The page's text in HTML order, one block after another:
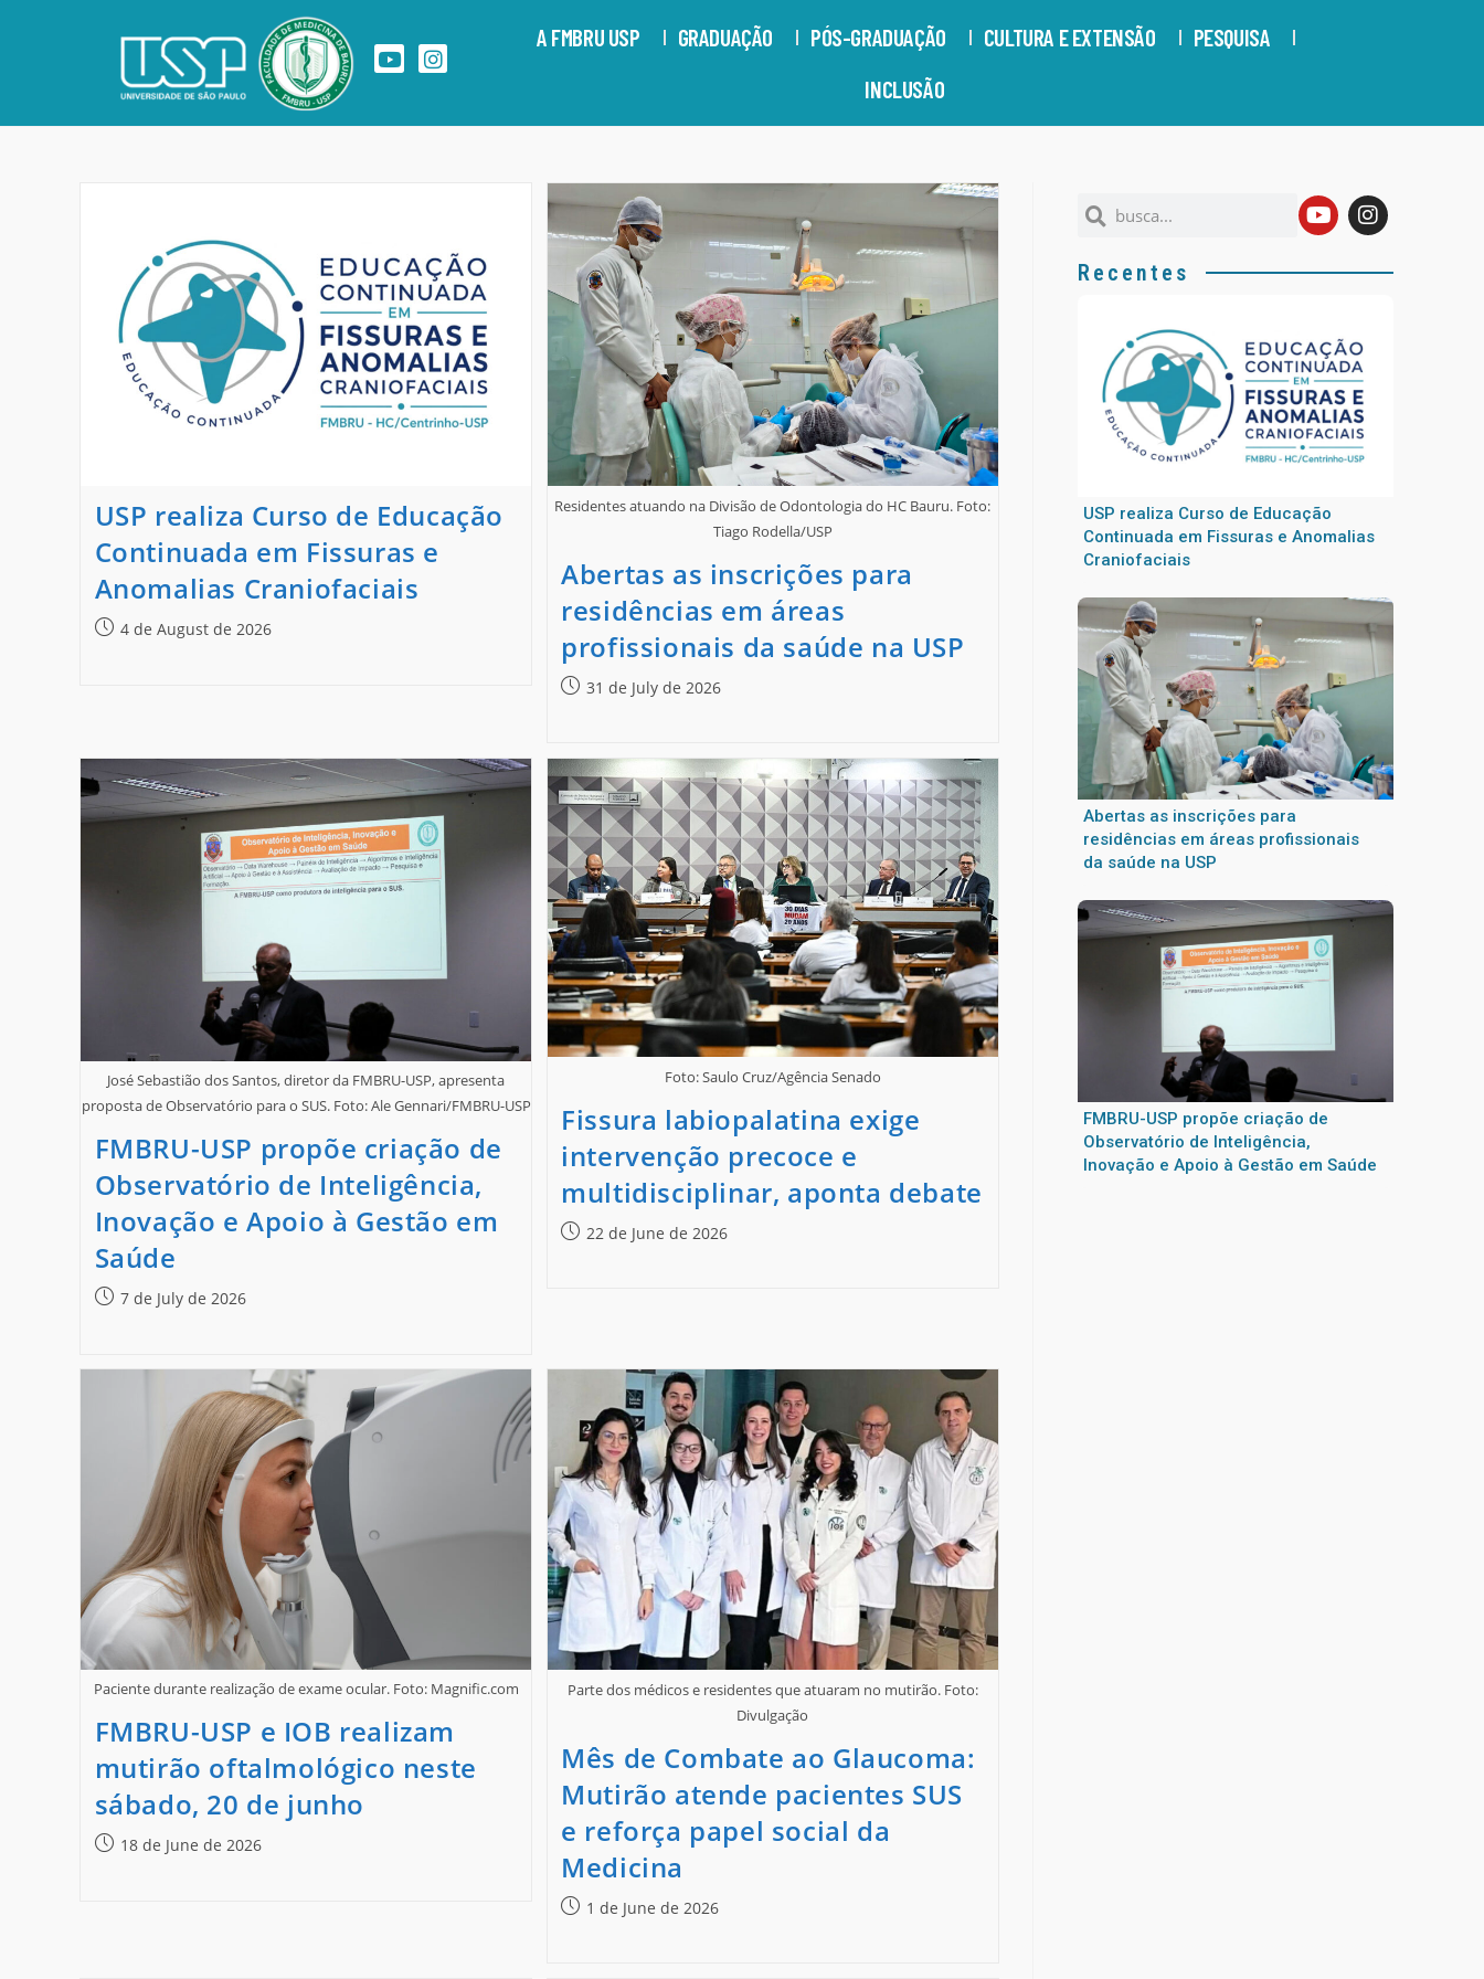
A FMBRU USP GRADUAÇÃO PÓS-GRADUAÇÃO CULTURA E EXTENSÃO
PESQUISA
INCLUSÃO
USP realiza Curso de Educação
Continuada em Fissuras e
Anomalias Craniofaciais
4 de August de 2026
Residentes atuando na Divisão de Odontologia do HC Bauru. Foto:
Tiago Rodella/USP
Abertas as inscrições para
residências em áreas
profissionais da saúde na USP
31 de July de 2026
José Sebastião dos Santos, diretor da FMBRU-USP, apresenta
proposta de Observatório para o SUS. Foto: Ale Gennari/FMBRU-USP
FMBRU-USP propõe criação de
Observatório de Inteligência,
Inovação e Apoio à Gestão em
Saúde
7 de July de 2026
Foto: Saulo Cruz/Agência Senado
Fissura labiopalatina exige
intervenção precoce e
multidisciplinar, aponta debate
22 de June de 2026
Paciente durante realização de exame ocular. Foto: Magnific.com
FMBRU-USP e IOB realizam
mutirão oftalmológico neste
sábado, 20 de junho
18 de June de 2026
Parte dos médicos e residentes que atuaram no mutirão. Foto:
Divulgação
Mês de Combate ao Glaucoma:
Mutirão atende pacientes SUS
e reforça papel social da
Medicina
1 de June de 2026
Recentes
USP realiza Curso de Educação
Continuada em Fissuras e Anomalias
Craniofaciais
Abertas as inscrições para
residências em áreas profissionais
da saúde na USP
FMBRU-USP propõe criação de
Observatório de Inteligência,
Inovação e Apoio à Gestão em Saúde